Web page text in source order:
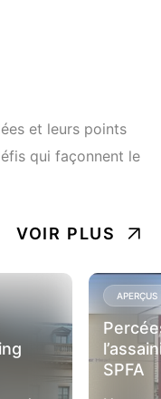
et leurs points
qui façonnent le
VOIR PLUS
APERÇUS
SPFA